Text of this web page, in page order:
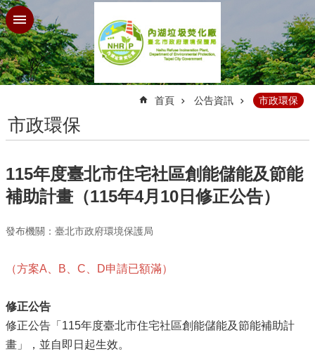
跳到主要內容區塊
首頁 公告資訊 市政環保
市政環保
115年度臺北市住宅社區創能儲能及節能
補助計畫（115年4月10日修正公告）
發布機關：臺北市政府環境保護局
（方案A、B、C、D申請已額滿）
修正公告
修正公告「115年度臺北市住宅社區創能儲能及節能補助計
畫」，並自即日起生效。